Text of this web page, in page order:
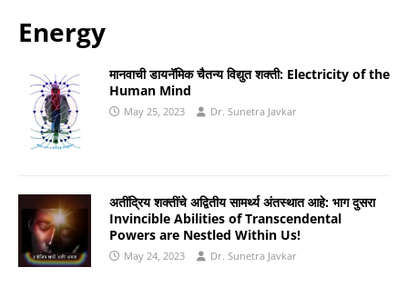
Energy
मानवाची डायनॅमिक चैतन्य विद्युत शक्ती: Electricity of the
Human Mind
May 25, 2023 Dr. Sunetra Javkar
अतींद्रिय शक्तींचे अद्वितीय सामर्थ्य अंतस्थात आहे: भाग दुसरा
Invincible Abilities of Transcendental
Powers are Nestled Within Us!
May 24, 2023 Dr. Sunetra Javkar